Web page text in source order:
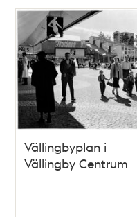
Vällingbyplan i
Vällingby Centrum